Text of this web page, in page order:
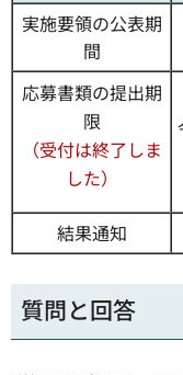
実施要領の公表期
間
応募書類の提出期
限
（受付は終了しま
した）
結果通知
質問と回答